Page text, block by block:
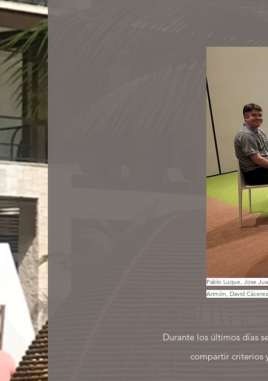
Pablo Luque, Jose
Arimón, David Cácerez
Durante los últimos días
compartir criterios